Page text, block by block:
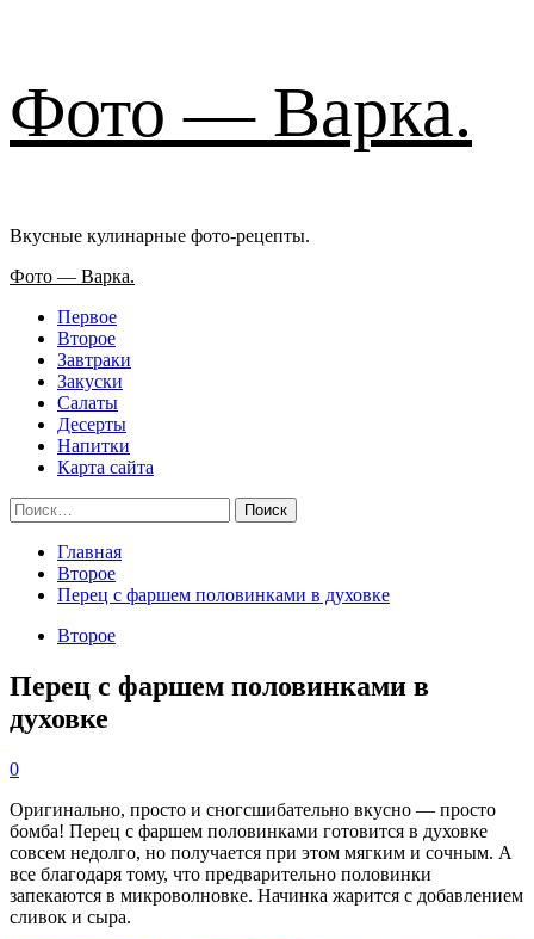
к
содержимому
Фото — Варка.
Вкусные кулинарные фото-рецепты.
Основное
Фото — Варка.
Первое
Второе
Завтраки
Закуски
Салаты
Десерты
Напитки
Карта сайта
Найти:
Главная
Второе
Перец с фаршем половинками в духовке
Второе
Перец с фаршем половинками в
духовке
0
Оригинально, просто и сногсшибательно вкусно — просто
бомба! Перец с фаршем половинками готовится в духовке
совсем недолго, но получается при этом мягким и сочным. А
все благодаря тому, что предварительно половинки
запекаются в микроволновке. Начинка жарится с добавлением
сливок и сыра.